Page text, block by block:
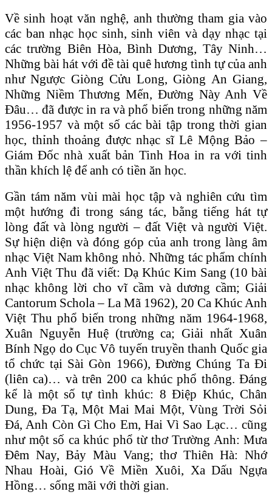
Về sinh hoạt văn nghệ, anh thường tham gia vào
các ban nhạc học sinh, sinh viên và dạy nhạc tại
các trường Biên Hòa, Bình Dương, Tây Ninh…
Những bài hát với đề tài quê hương tình tự của anh
như Ngược Giòng Cửu Long, Giòng An Giang,
Những Niềm Thương Mến, Đường Này Anh Về
Đâu… đã được in ra và phổ biến trong những năm
1956-1957 và một số các bài tập trong thời gian
học, thỉnh thoảng được nhạc sĩ Lê Mộng Bảo –
Giám Đốc nhà xuất bản Tinh Hoa in ra với tinh
thần khích lệ để anh có tiền ăn học.
Gần tám năm vùi mài học tập và nghiên cứu tìm
một hướng đi trong sáng tác, bằng tiếng hát tự
lòng đất và lòng người – đất Việt và người Việt.
Sự hiện diện và đóng góp của anh trong làng âm
nhạc Việt Nam không nhỏ. Những tác phẩm chính
Anh Việt Thu đã viết: Dạ Khúc Kim Sang (10 bài
nhạc không lời cho vĩ cầm và dương cầm; Giải
Cantorum Schola – La Mã 1962), 20 Ca Khúc Anh
Việt Thu phổ biến trong những năm 1964-1968,
Xuân Nguyễn Huệ (trường ca; Giải nhất Xuân
Bính Ngọ do Cục Vô tuyến truyền thanh Quốc gia
tổ chức tại Sài Gòn 1966), Đường Chúng Ta Đi
(liên ca)… và trên 200 ca khúc phổ thông. Đáng
kể là một số tự tình khúc: 8 Điệp Khúc, Chân
Dung, Đa Tạ, Một Mai Mai Một, Vùng Trời Sỏi
Đá, Anh Còn Gì Cho Em, Hai Vì Sao Lạc… cũng
như một số ca khúc phổ từ thơ Trường Anh: Mưa
Đêm Nay, Bảy Màu Vang; thơ Thiên Hà: Nhớ
Nhau Hoài, Gió Về Miền Xuôi, Xa Dấu Ngựa
Hồng… sống mãi với thời gian.